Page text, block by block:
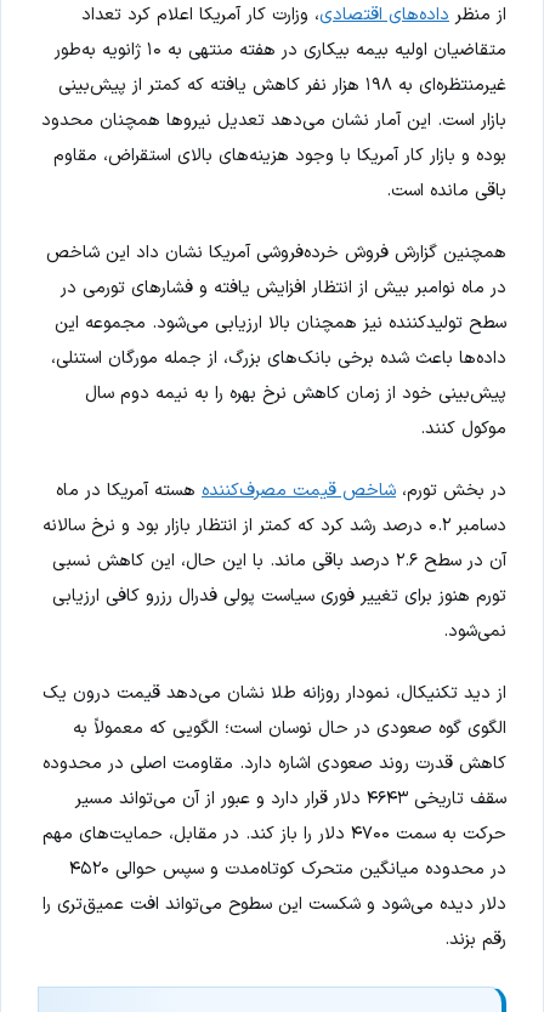
از منظر داده‌های اقتصادی، وزارت کار آمریکا اعلام کرد تعداد
متقاضیان اولیه بیمه بیکاری در هفته منتهی به ۱۰ ژانویه به‌طور
غیرمنتظره‌ای به ۱۹۸ هزار نفر کاهش یافته که کمتر از پیش‌بینی
بازار است. این آمار نشان می‌دهد تعدیل نیروها همچنان محدود
بوده و بازار کار آمریکا با وجود هزینه‌های بالای استقراض، مقاوم
باقی مانده است.
همچنین گزارش فروش خرده‌فروشی آمریکا نشان داد این شاخص
در ماه نوامبر بیش از انتظار افزایش یافته و فشارهای تورمی در
سطح تولیدکننده نیز همچنان بالا ارزیابی می‌شود. مجموعه این
داده‌ها باعث شده برخی بانک‌های بزرگ، از جمله مورگان استنلی،
پیش‌بینی خود از زمان کاهش نرخ بهره را به نیمه دوم سال
موکول کنند.
در بخش تورم، شاخص قیمت مصرف‌کننده هسته آمریکا در ماه
دسامبر ۰.۲ درصد رشد کرد که کمتر از انتظار بازار بود و نرخ سالانه
آن در سطح ۲.۶ درصد باقی ماند. با این حال، این کاهش نسبی
تورم هنوز برای تغییر فوری سیاست پولی فدرال رزرو کافی ارزیابی
نمی‌شود.
از دید تکنیکال، نمودار روزانه طلا نشان می‌دهد قیمت درون یک
الگوی گوه صعودی در حال نوسان است؛ الگویی که معمولاً به
کاهش قدرت روند صعودی اشاره دارد. مقاومت اصلی در محدوده
سقف تاریخی ۴۶۴۳ دلار قرار دارد و عبور از آن می‌تواند مسیر
حرکت به سمت ۴۷۰۰ دلار را باز کند. در مقابل، حمایت‌های مهم
در محدوده میانگین متحرک کوتاه‌مدت و سپس حوالی ۴۵۲۰
دلار دیده می‌شود و شکست این سطوح می‌تواند افت عمیق‌تری را
رقم بزند.